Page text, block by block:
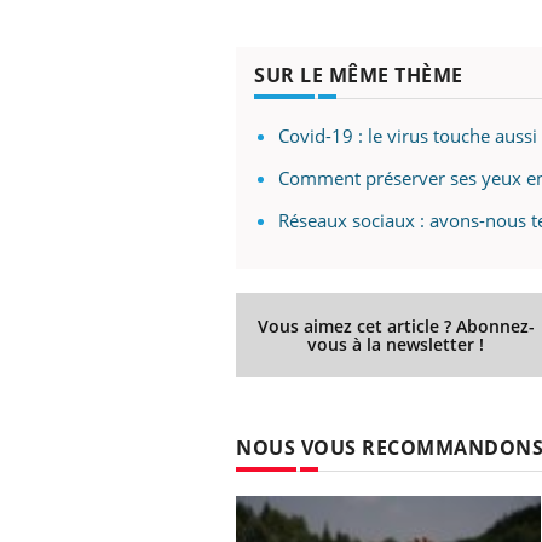
SUR LE MÊME THÈME
Covid-19 : le virus touche
Comment préserver ses yeux
Réseaux sociaux : avons-nous
Vous aimez cet article ? Abonnez-
vous à la newsletter !
NOUS VOUS RECOMMANDONS
préparer pour l’été !Youtube
L'été arrive… et avec lui, un tout nouveau
soleil, activités en plein air… Nos mains